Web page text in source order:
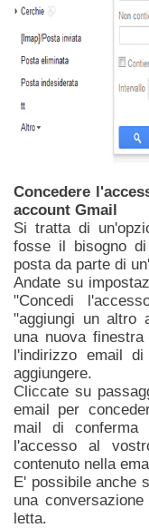
Concedere
account Gmail
Si tratta di
fosse il bisogno
posta da parte di
Andate su
"Concedi
"aggiungi un altro
una nuova
l'indirizzo email
aggiungere.
Cliccate su
email per
mail di conferma
l'accesso al
contenuto nella
E' possibile anche
una
letta.